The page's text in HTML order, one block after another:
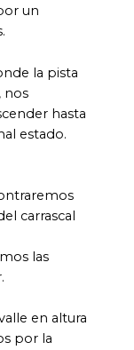
un
la pista
nos
hasta
estado.
carrascal
las
en altura
por la